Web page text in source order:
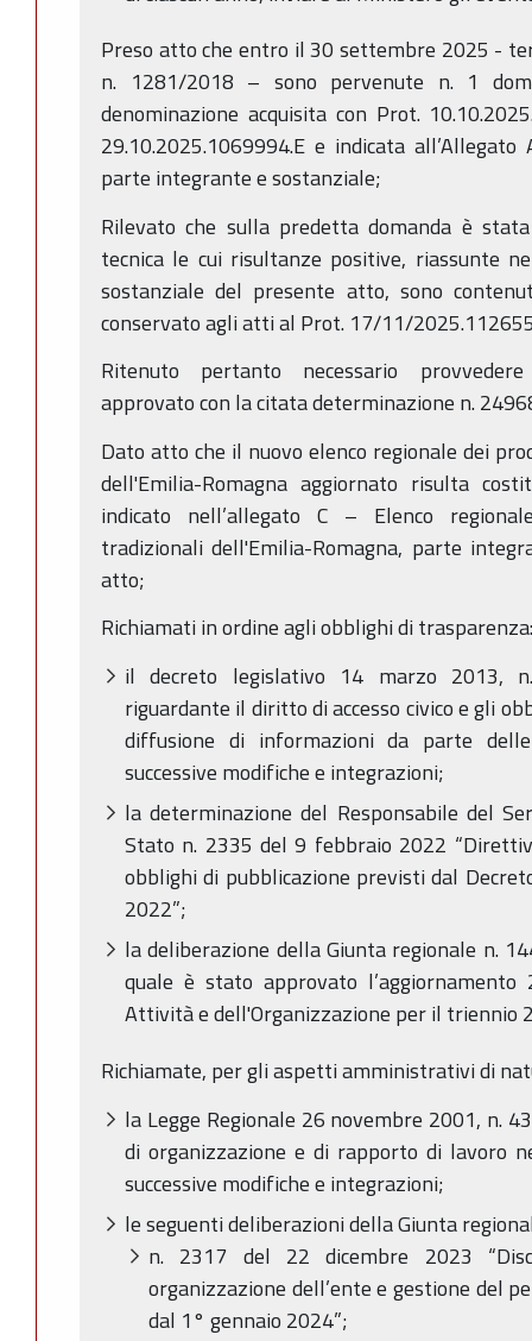
Preso atto che entro il 30 settembre 2025 -
n. 1281/2018 – sono pervenute n. 1
denominazione acquisita con Prot.
29.10.2025.1069994.E e indicata
parte integrante e sostanziale;
Rilevato che sulla predetta domanda è
tecnica le cui risultanze positive, riassunte
sostanziale del presente atto, sono
conservato agli atti al Prot. 17/11/
Ritenuto pertanto necessario
approvato con la citata determinazione n.
Dato atto che il nuovo elenco regionale dei
dell'Emilia-Romagna aggiornato risulta
indicato nell’allegato C – Elenco
tradizionali dell'Emilia-Romagna, parte
atto;
Richiamati in ordine agli obblighi di trasparenza:
il decreto legislativo 14 marzo 2013,
riguardante il diritto di accesso civico e gli
diffusione di informazioni da parte
successive modifiche e integrazioni;
la determinazione del Responsabile del
Stato n. 2335 del 9 febbraio 2022
obblighi di pubblicazione previsti dal
2022”;
la deliberazione della Giunta regionale n.
quale è stato approvato
Attività e dell'Organizzazione per il triennio
Richiamate, per gli aspetti amministrativi di
la Legge Regionale 26 novembre 2001, n.
di organizzazione e di rapporto di lavoro
successive modifiche e integrazioni;
le seguenti deliberazioni della Giunta
­n. 2317 del 22 dicembre 2023
organizzazione dell’ente e gestione del
dal 1° gennaio 2024”;